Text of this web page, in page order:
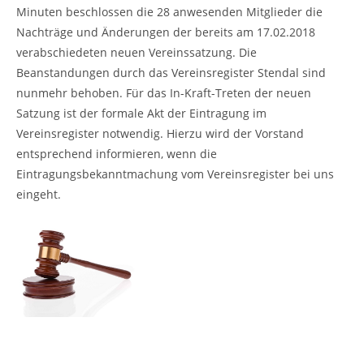
Minuten beschlossen die 28 anwesenden Mitglieder die
Nachträge und Änderungen der bereits am 17.02.2018
verabschiedeten neuen Vereinssatzung. Die
Beanstandungen durch das Vereinsregister Stendal sind
nunmehr behoben. Für das In-Kraft-Treten der neuen
Satzung ist der formale Akt der Eintragung im
Vereinsregister notwendig. Hierzu wird der Vorstand
entsprechend informieren, wenn die
Eintragungsbekanntmachung vom Vereinsregister bei uns
eingeht.